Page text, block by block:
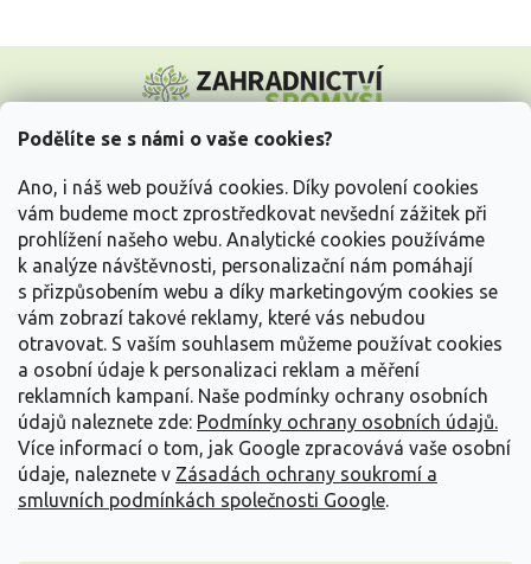
Podělíte se s námi o vaše cookies?
Ano, i náš web používá cookies. Díky povolení cookies
vám budeme moct zprostředkovat nevšední zážitek při
prohlížení našeho webu. Analytické cookies používáme
k analýze návštěvnosti, personalizační nám pomáhají
s přizpůsobením webu a díky marketingovým cookies se
vám zobrazí takové reklamy, které vás nebudou
otravovat. S vaším souhlasem můžeme používat cookies
a osobní údaje k personalizaci reklam a měření
reklamních kampaní. Naše podmínky ochrany osobních
údajů naleznete zde: Podmínky ochrany osobních údajů.
Více informací o tom, jak Google zpracovává vaše osobní
údaje, naleznete v Zásadách ochrany soukromí a
smluvních podmínkách společnosti Google.
p
Vše o nákupu
Informace pro Vás
Kontakujte nás